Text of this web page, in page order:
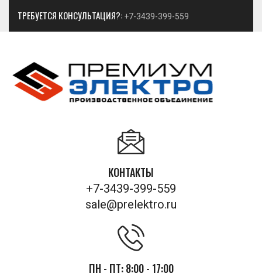
ТРЕБУЕТСЯ КОНСУЛЬТАЦИЯ?: +7-3439-399-559
КОНТАКТЫ
+7-3439-399-559
sale@prelektro.ru
ПН - ПТ: 8:00 - 17:00